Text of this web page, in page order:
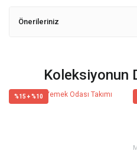
Önerileriniz
Koleksiyonun
%15 + %10